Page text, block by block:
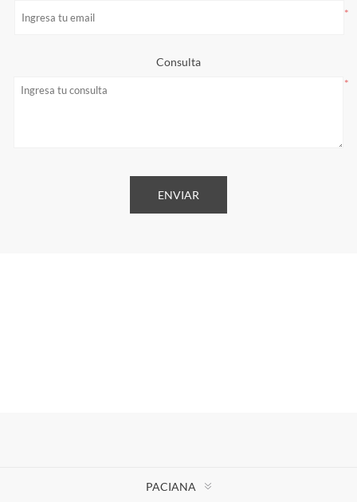
*
Consulta
*
PACIANA